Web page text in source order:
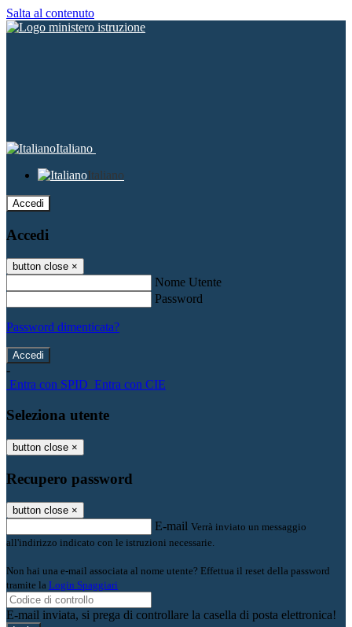
Salta al contenuto
Italiano
Italiano
Accedi
Accedi
button close ×
Nome Utente
Password
Password dimenticata?
-
Entra con SPID Entra con CIE
Seleziona utente
button close ×
Recupero password
button close ×
E-mail Verrà inviato un messaggio
all'indirizzo indicato con le istruzioni necessarie.
Non hai una e-mail associata al nome utente? Effettua il reset della password
tramite la Login Spaggiari
E-mail inviata, si prega di controllare la casella di posta elettronica!